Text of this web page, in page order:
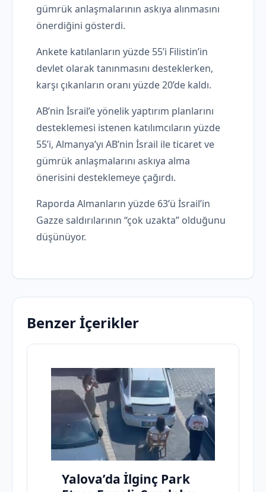
gümrük anlaşmalarının askıya alınmasını
önerdiğini gösterdi.
Ankete katılanların yüzde 55’i Filistin’in
devlet olarak tanınmasını desteklerken,
karşı çıkanların oranı yüzde 20’de kaldı.
AB’nin İsrail’e yönelik yaptırım planlarını
desteklemesi istenen katılımcıların yüzde
55’i, Almanya’yı AB’nin İsrail ile ticaret ve
gümrük anlaşmalarını askıya alma
önerisini desteklemeye çağırdı.
Raporda Almanların yüzde 63’ü İsrail’in
Gazze saldırılarının “çok uzakta” olduğunu
düşünüyor.
Benzer İçerikler
Yalova’da İlginç Park